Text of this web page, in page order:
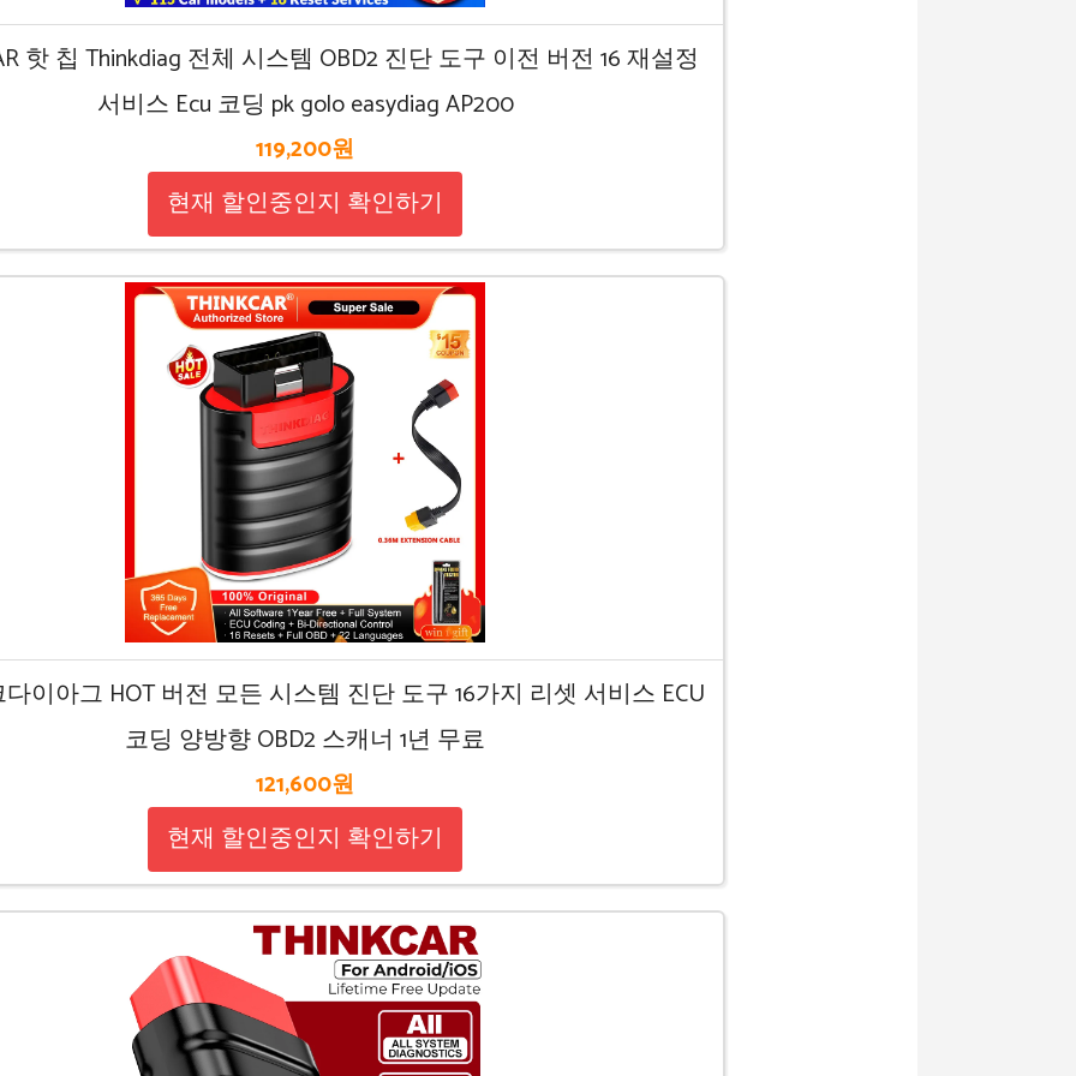
핫 칩 Thinkdiag 전체 시스템 OBD2 진단 도구 이전 버전 16 재설정
서비스 Ecu 코딩 pk golo easydiag AP200
119,200원
현재 할인중인지 확인하기
이아그 HOT 버전 모든 시스템 진단 도구 16가지 리셋 서비스 ECU
코딩 양방향 OBD2 스캐너 1년 무료
121,600원
현재 할인중인지 확인하기